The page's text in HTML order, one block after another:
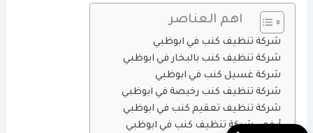
اهم العناصر
شركة تنظيف كنب في ابوظبي
شركة تنظيف كنب بالبخار في ابوظبي
شركة غسيل كنب في ابوظبي
شركة تنظيف كنب رخيصة في ابوظبي
شركة تنظيف تعقيم كنب في ابوظبي
أرخص شركة تنظيف كنب في ابوظبي